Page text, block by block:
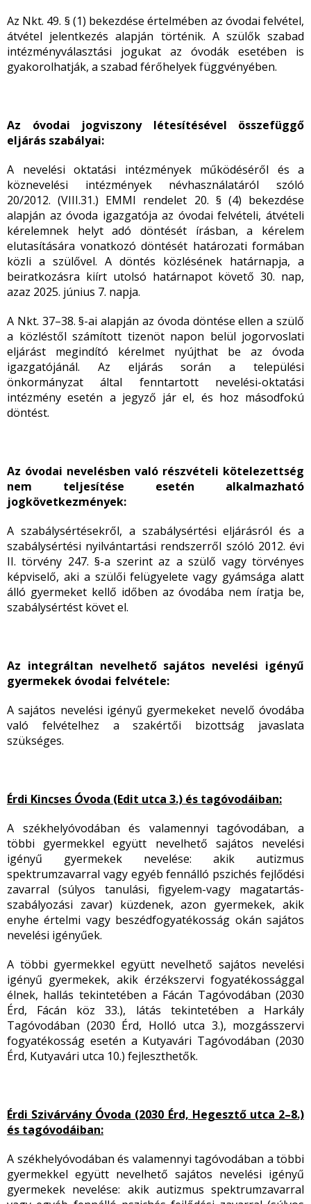
Az Nkt. 49. § (1) bekezdése értelmében az óvodai felvétel,
átvétel jelentkezés alapján történik. A szülők szabad
intézményválasztási jogukat az óvodák esetében is
gyakorolhatják, a szabad férőhelyek függvényében.
Az óvodai jogviszony létesítésével összefüggő
eljárás szabályai:
A nevelési oktatási intézmények működéséről és a
köznevelési intézmények névhasználatáról szóló
20/2012. (VIII.31.) EMMI rendelet 20. § (4) bekezdése
alapján az óvoda igazgatója az óvodai felvételi, átvételi
kérelemnek helyt adó döntését írásban, a kérelem
elutasítására vonatkozó döntését határozati formában
közli a szülővel. A döntés közlésének határnapja, a
beiratkozásra kiírt utolsó határnapot követő 30. nap,
azaz 2025. június 7. napja.
A Nkt. 37–38. §-ai alapján az óvoda döntése ellen a szülő
a közléstől számított tizenöt napon belül jogorvoslati
eljárást megindító kérelmet nyújthat be az óvoda
igazgatójánál. Az eljárás során a települési
önkormányzat által fenntartott nevelési-oktatási
intézmény esetén a jegyző jár el, és hoz másodfokú
döntést.
Az óvodai nevelésben való részvételi kötelezettség
nem teljesítése esetén alkalmazható
jogkövetkezmények:
A szabálysértésekről, a szabálysértési eljárásról és a
szabálysértési nyilvántartási rendszerről szóló 2012. évi
II. törvény 247. §-a szerint az a szülő vagy törvényes
képviselő, aki a szülői felügyelete vagy gyámsága alatt
álló gyermeket kellő időben az óvodába nem íratja be,
szabálysértést követ el.
Az integráltan nevelhető sajátos nevelési igényű
gyermekek óvodai felvétele:
A sajátos nevelési igényű gyermekeket nevelő óvodába
való felvételhez a szakértői bizottság javaslata
szükséges.
Érdi Kincses Óvoda (Edit utca 3.) és tagóvodáiban:
A székhelyóvodában és valamennyi tagóvodában, a
többi gyermekkel együtt nevelhető sajátos nevelési
igényű gyermekek nevelése: akik autizmus
spektrumzavarral vagy egyéb fennálló pszichés fejlődési
zavarral (súlyos tanulási, figyelem-vagy magatartás-
szabályozási zavar) küzdenek, azon gyermekek, akik
enyhe értelmi vagy beszédfogyatékosság okán sajátos
nevelési igényűek.
A többi gyermekkel együtt nevelhető sajátos nevelési
igényű gyermekek, akik érzékszervi fogyatékossággal
élnek, hallás tekintetében a Fácán Tagóvodában (2030
Érd, Fácán köz 33.), látás tekintetében a Harkály
Tagóvodában (2030 Érd, Holló utca 3.), mozgásszervi
fogyatékosság esetén a Kutyavári Tagóvodában (2030
Érd, Kutyavári utca 10.) fejleszthetők.
Érdi Szivárvány Óvoda (2030 Érd, Hegesztő utca 2–8.)
és tagóvodáiban:
A székhelyóvodában és valamennyi tagóvodában a többi
gyermekkel együtt nevelhető sajátos nevelési igényű
gyermekek nevelése: akik autizmus spektrumzavarral